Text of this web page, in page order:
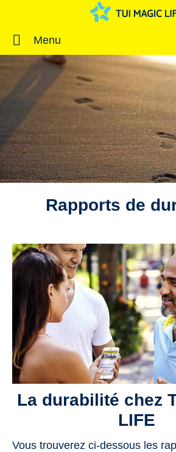
Menu
Rapports de
La durabilité chez
LIFE
Vous trouverez ci-dessous les